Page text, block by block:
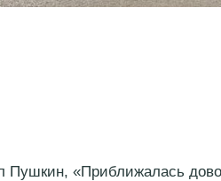
Пушкин, «Приближалась